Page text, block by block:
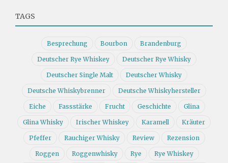
TAGS
Besprechung Bourbon Brandenburg
Deutscher Rye Whiskey Deutscher Rye Whisky
Deutscher Single Malt Deutscher Whisky
Deutsche Whiskybrenner Deutsche Whiskyhersteller
Eiche Fassstärke Frucht Geschichte Glina
Glina Whisky Irischer Whiskey Karamell Kräuter
Pfeffer Rauchiger Whisky Review Rezension
Roggen Roggenwhisky Rye Rye Whiskey